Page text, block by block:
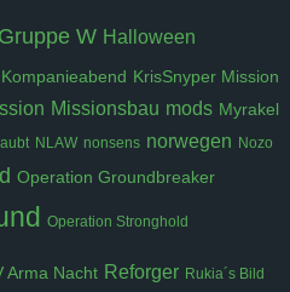
Gruppe W Halloween
Kompanieabend KrisSnyper Mission
Missionsbau mods Myrakel
NLAW nonsens norwegen Nozo
Operation Groundbreaker
Operation Stronghold
Arma Nacht Reforger Rukia´s Bild